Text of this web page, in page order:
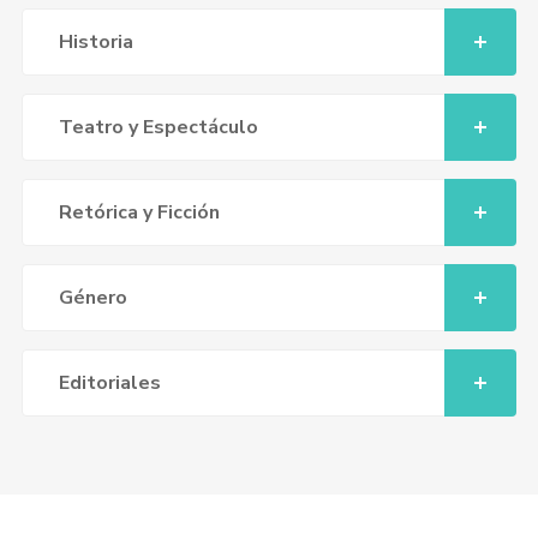
Historia
Teatro y Espectáculo
Retórica y Ficción
Género
Editoriales